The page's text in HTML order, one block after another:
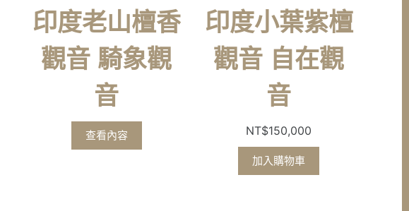
印度老山檀香
觀音 騎象觀
音
查看內容
印度小葉紫檀
觀音 自在觀
音
NT$150,000
加入購物車